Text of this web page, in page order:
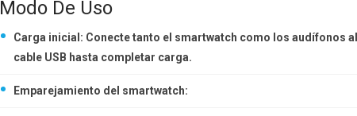
Modo De Uso
Carga inicial: Conecte tanto el smartwatch como los audífonos al
cable USB hasta completar carga.
Emparejamiento del smartwatch: